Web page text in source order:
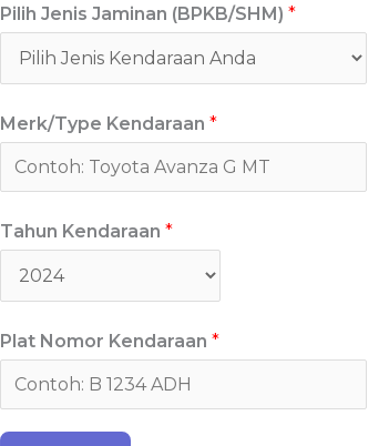
Pilih Jenis Jaminan (BPKB/SHM) *
Merk/Type Kendaraan *
Tahun Kendaraan *
Plat Nomor Kendaraan *